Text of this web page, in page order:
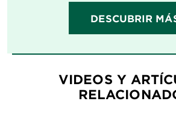
DESCUBRIR
VIDEOS Y